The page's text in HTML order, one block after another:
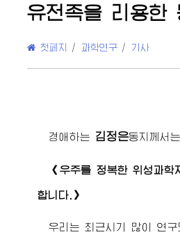
유전족을 리용한
첫페지 / 과학연구 / 기사
경애하는 김정은동지 께서
《우주를 정복한 위성과
합니다.》
우리는 최근시기 많이 연구